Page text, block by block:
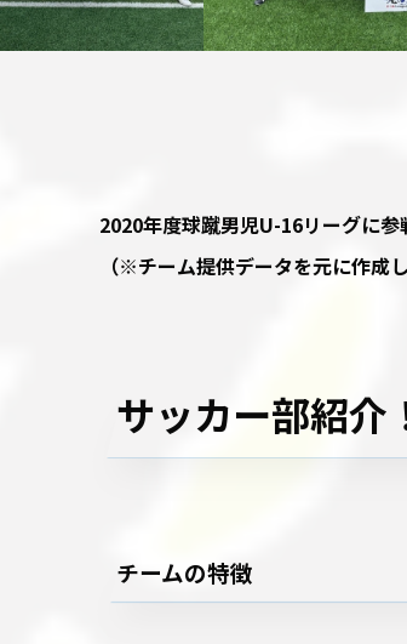
2020年度球蹴男児U-16リーグに
（※チーム提供データを元に作成し
サッカー部紹介
チームの特徴